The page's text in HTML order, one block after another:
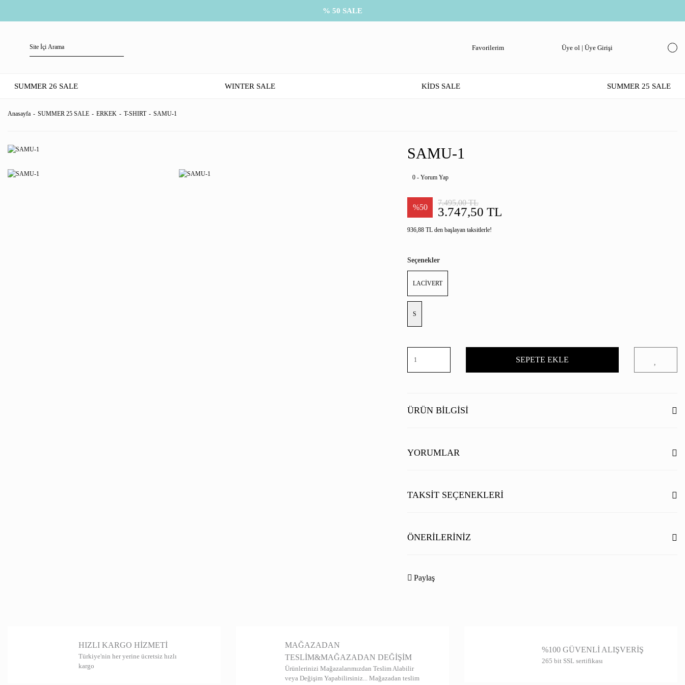
% 50 SALE
Favorilerim Üye ol | Üye Girişi
SUMMER 26 SALE WINTER SALE KİDS SALE SUMMER 25 SALE
Anasayfa SUMMER 25 SALE ERKEK T-SHIRT SAMU-1
SAMU-1
0 - Yorum Yap
%50 3.747,50 TL
7.495,00 TL
936,88 TL den başlayan taksitlerle!
Seçenekler
LACİVERT
S
SEPETE EKLE
ÜRÜN BILGISI
YORUMLAR
Bu ürüne ilk yorumu siz yapın!
TAKSIT SEÇENEKLERI
ÖNERILERINIZ
noktaları öneri formunu kullanarak tarafımıza iletebilirsiniz.
Paylaş
HIZLI KARGO HİZMETİ
Türkiye'nin her yerine ücretsiz hızlı
kargo
MAĞAZADAN
TESLİM&MAĞAZADAN DEĞİŞİM
Ürünlerinizi Mağazalarımızdan Teslim Alabilir
veya Değişim Yapabilirsiniz... Mağazadan teslim
%100 GÜVENLİ ALIŞVERİŞ
265 bit SSL sertifikası